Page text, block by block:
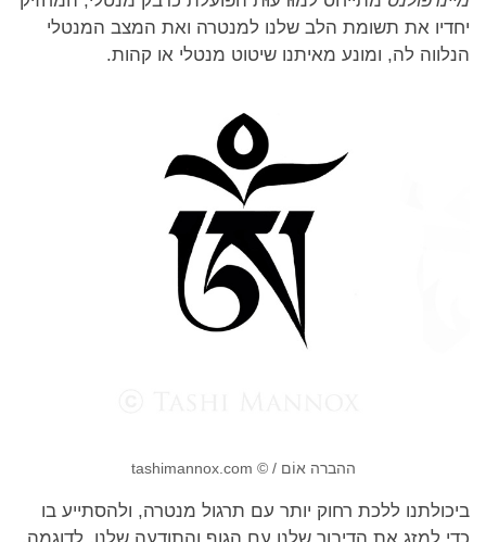
יחדיו את תשומת הלב שלנו למנטרה ואת המצב המנטלי
הנלווה לה, ומונע מאיתנו שיטוט מנטלי או קהות.
ההברה אוֹם / © tashimannox.com
ביכולתנו ללכת רחוק יותר עם תרגול מנטרה, ולהסתייע בו